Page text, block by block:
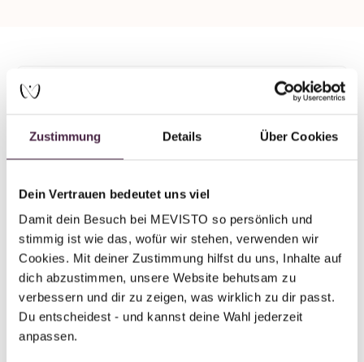
Zustimmung Details Über Cookies
Dein Vertrauen bedeutet uns viel
Damit dein Besuch bei MEVISTO so persönlich und
stimmig ist wie das, wofür wir stehen, verwenden wir
Cookies. Mit deiner Zustimmung hilfst du uns, Inhalte auf
dich abzustimmen, unsere Website behutsam zu
verbessern und dir zu zeigen, was wirklich zu dir passt.
Du entscheidest - und kannst deine Wahl jederzeit
anpassen.
Greif Bestattungen
35037 Marburg
Germany
Send mail